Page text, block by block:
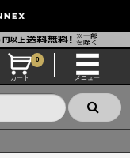
カート
0
メニュー